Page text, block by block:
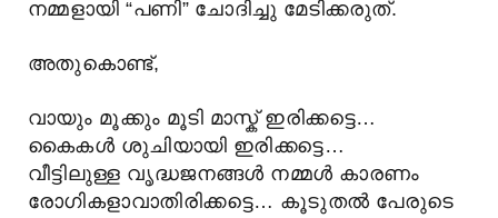
നമ്മളായി “പണി” ചോദിച്ചു മേടിക്കരുത്.
അതുകൊണ്ട്,
വായും മൂക്കും മൂടി മാസ്ക് ഇരിക്കട്ടെ…
കൈകൾ ശുചിയായി ഇരിക്കട്ടെ…
വീട്ടിലുള്ള വൃദ്ധജനങ്ങൾ നമ്മൾ കാരണം
രോഗികളാവാതിരിക്കട്ടെ… കൂടുതൽ പേരുടെ